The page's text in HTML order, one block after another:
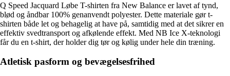
Q Speed Jacquard Løbe T-shirten fra New Balance er lavet af tynd,
blød og åndbar 100% genanvendt polyester. Dette materiale gør t-
shirten både let og behagelig at have på, samtidig med at det sikrer en
effektiv svedtransport og afkølende effekt. Med NB Ice X-teknologi
får du en t-shirt, der holder dig tør og kølig under hele din træning.
Atletisk pasform og bevægelsesfrihed